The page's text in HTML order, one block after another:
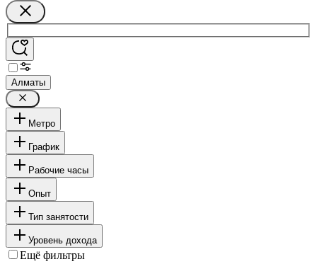
Алматы
Метро
График
Рабочие часы
Опыт
Тип занятости
Уровень дохода
Ещё фильтры